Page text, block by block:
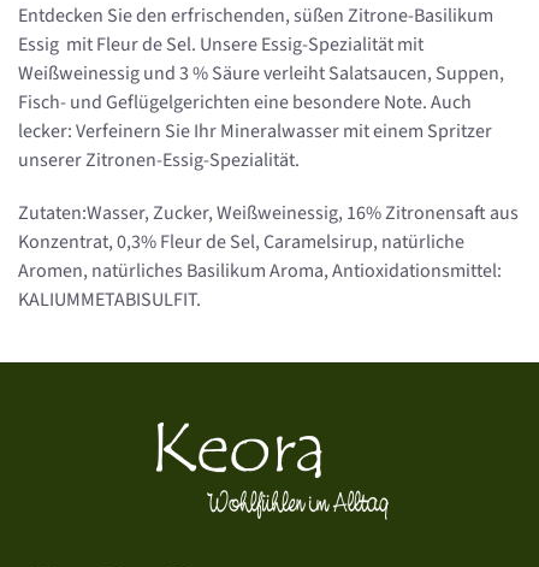
Entdecken Sie den erfrischenden, süßen Zitrone-Basilikum
Essig mit Fleur de Sel. Unsere Essig-Spezialität mit
Weißweinessig und 3 % Säure verleiht Salatsaucen, Suppen,
Fisch- und Geflügelgerichten eine besondere Note. Auch
lecker: Verfeinern Sie Ihr Mineralwasser mit einem Spritzer
unserer Zitronen-Essig-Spezialität.
Zutaten:Wasser, Zucker, Weißweinessig, 16% Zitronensaft aus
Konzentrat, 0,3% Fleur de Sel, Caramelsirup, natürliche
Aromen, natürliches Basilikum Aroma, Antioxidationsmittel:
KALIUMMETABISULFIT.